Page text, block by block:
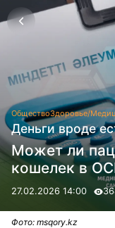
ОбществоЗдоровье/
Деньги вроде
Может ли
кошелек в
27.02.2026 14:00
Фото: msqory.kz